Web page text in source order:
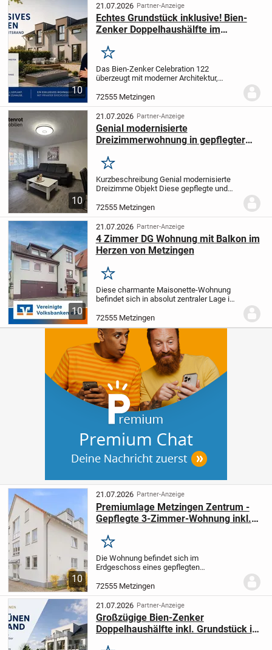
unter einem Dach...
10
21.07.2026 Partner-Anzeige
Echtes Grundstück inklusive! Bien-
Zenker Doppelhaushälfte im
Merken
Das Bien-Zenker Celebration 122
überzeugt mit moderner Architektur,
offenen Wohnkonzept für die ganze
Familie. Große Fensterflächen sorgen für
helle, lichtdurchfl...
72555 Metzingen
10
21.07.2026 Partner-Anzeige
Genial modernisierte
Dreizimmerwohnung in gepflegter
Ihre Chance!
Merken
Kurzbeschreibung Genial modernisierte
Dreizimme Objekt Diese gepflegte und
Metzingen-Neugreuth überzeugt durch
eine durchdachte Raumaufteilung,
moderne Ausstattung...
72555 Metzingen
10
21.07.2026 Partner-Anzeige
4 Zimmer DG Wohnung mit Balkon im
Herzen von Metzingen
Merken
Diese charmante Maisonette-Wohnung
befindet sich in absolut zentraler Lage im
bekannten Outletcity. Die besondere Lage
verbindet urbanes Leben, kurze Wege
und...
72555 Metzingen
10
21.07.2026 Partner-Anzeige
Premiumlage Metzingen Zentrum -
Gepflegte 3-Zimmer-Wohnung inkl.
Merken
Die Wohnung befindet sich im
Erdgeschoss eines gepflegten
für Kapitalanleger, junge Paare sowie
kleine Familien. Das Gebäude selbst
befindet sich in einem sehr...
72555 Metzingen
21.07.2026 Partner-Anzeige
Großzügige Bien-Zenker
Doppelhaushälfte inkl. Grundstück im